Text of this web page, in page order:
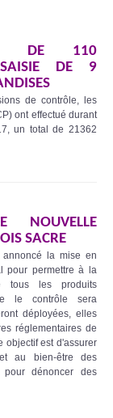
DE 110
SAISIE DE 9
de contrôle, les
ont effectué durant
un total de 21362
NOUVELLE
SACRE
la mise en
pour permettre à la
tous les produits
le contrôle sera
déployées, elles
réglementaires de
objectif est d'assurer
au bien-être des
pour dénoncer des